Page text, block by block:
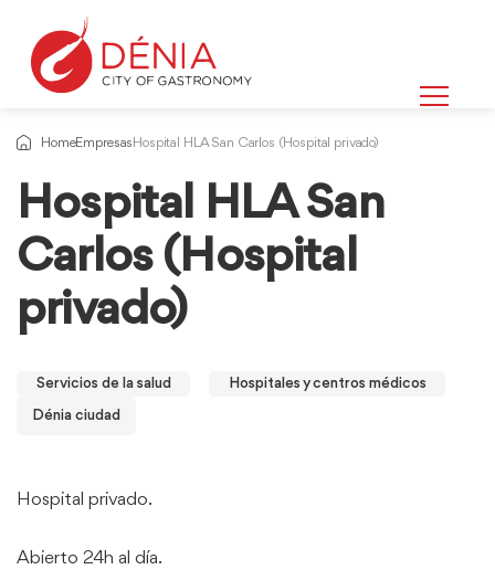
HomeEmpresas Hospital HLA San Carlos (Hospital privado)
Hospital HLA San
Carlos (Hospital
privado)
Servicios de la salud Hospitales y centros médicos
Dénia ciudad
Hospital privado.
Abierto 24h al día.